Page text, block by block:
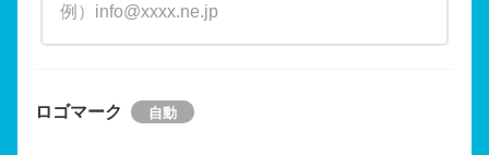
ロゴマーク